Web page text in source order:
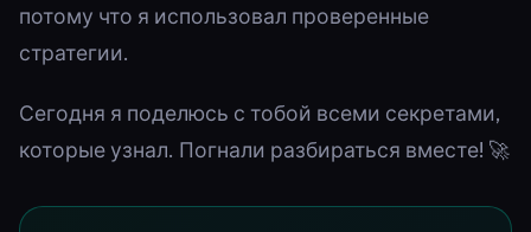
потому что я использовал проверенные
стратегии.
Сегодня я поделюсь с тобой всеми секретами,
которые узнал. Погнали разбираться вместе! 🚀